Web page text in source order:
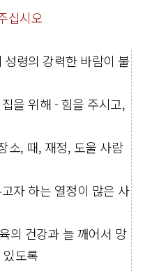
십시오
령의 강력한 바람이 불
을 위해 - 힘을 주시고,
소, 때, 재정, 도울 사람
자 하는 열정이 많은 사
의 건강과 늘 깨어서 망
도록